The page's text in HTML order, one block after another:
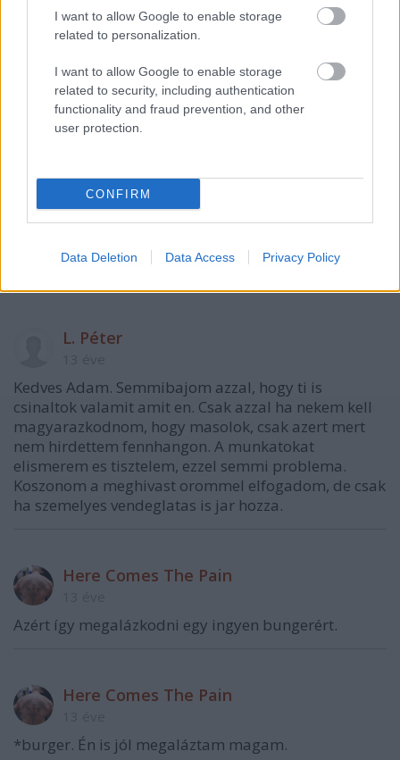
I want to allow Google to enable storage
related to personalization.
I want to allow Google to enable storage
related to security, including authentication
functionality and fraud prevention, and other
user protection.
CONFIRM
Data Deletion Data Access Privacy Policy
vele elérni, csak magadat égeted és a cégedet.
Inkább találj ki valami valóban egyedi ötletet, az
Michael Scott regional Mgr.
baj ha ketten csináljuk ugyanazt ebben az
országban, mi örülünk neki, ha nem vagyunk
egyedül! Ha van időd szívesen látunk hétvégén egy
Hambira!
L. Péter
Kedves Adam. Semmibajom azzal, hogy ti is
csinaltok valamit amit en. Csak azzal ha nekem kell
magyarazkodnom, hogy masolok, csak azert mert
nem hirdettem fennhangon. A munkatokat
elismerem es tisztelem, ezzel semmi problema.
Koszonom a meghivast orommel elfogadom, de csak
ha szemelyes vendeglatas is jar hozza.
Here Comes The Pain
Azért így megalázkodni egy ingyen bungerért.
Here Comes The Pain
*burger. Én is jól megaláztam magam.